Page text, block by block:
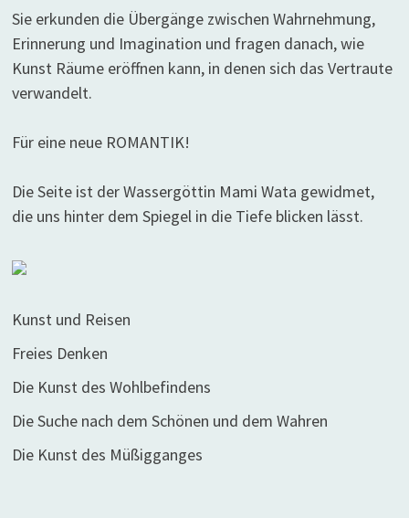
Sie erkunden die Übergänge zwischen Wahrnehmung,
Erinnerung und Imagination und fragen danach, wie
Kunst Räume eröffnen kann, in denen sich das Vertraute
verwandelt.
Für eine neue ROMANTIK!
Die Seite ist der Wassergöttin Mami Wata gewidmet,
die uns hinter dem Spiegel in die Tiefe blicken lässt.
Kunst und Reisen
Freies Denken
Die Kunst des Wohlbefindens
Die Suche nach dem Schönen und dem Wahren
Die Kunst des Müßigganges